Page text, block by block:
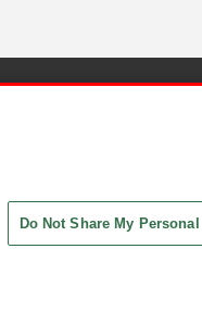
Do Not Share My